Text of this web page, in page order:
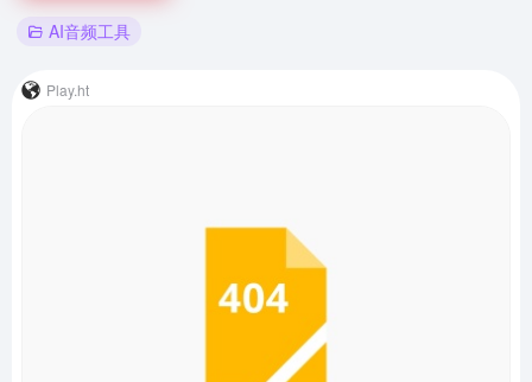
AI音频工具
Play.ht